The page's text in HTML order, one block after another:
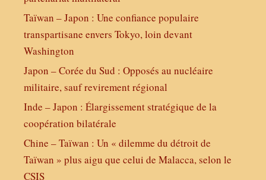
Taïwan – Japon : Une confiance populaire
transpartisane envers Tokyo, loin devant
Washington
Japon – Corée du Sud : Opposés au nucléaire
militaire, sauf revirement régional
Inde – Japon : Élargissement stratégique de la
coopération bilatérale
Chine – Taïwan : Un « dilemme du détroit de
Taïwan » plus aigu que celui de Malacca, selon le
CSIS